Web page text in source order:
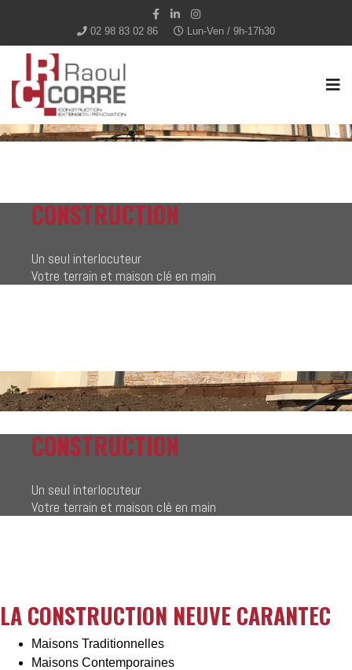
02 98 83 02 86 Lun-Ven / 9h-17h30
CONSTRUCTION
Un seul interlocuteur
Votre terrain et maison clé en main
CONSTRUCTION
Un seul interlocuteur
Votre terrain et maison clé en main
LA CONSTRUCTION NEUVE CARANTEC
Maisons Traditionnelles
Maisons Contemporaines